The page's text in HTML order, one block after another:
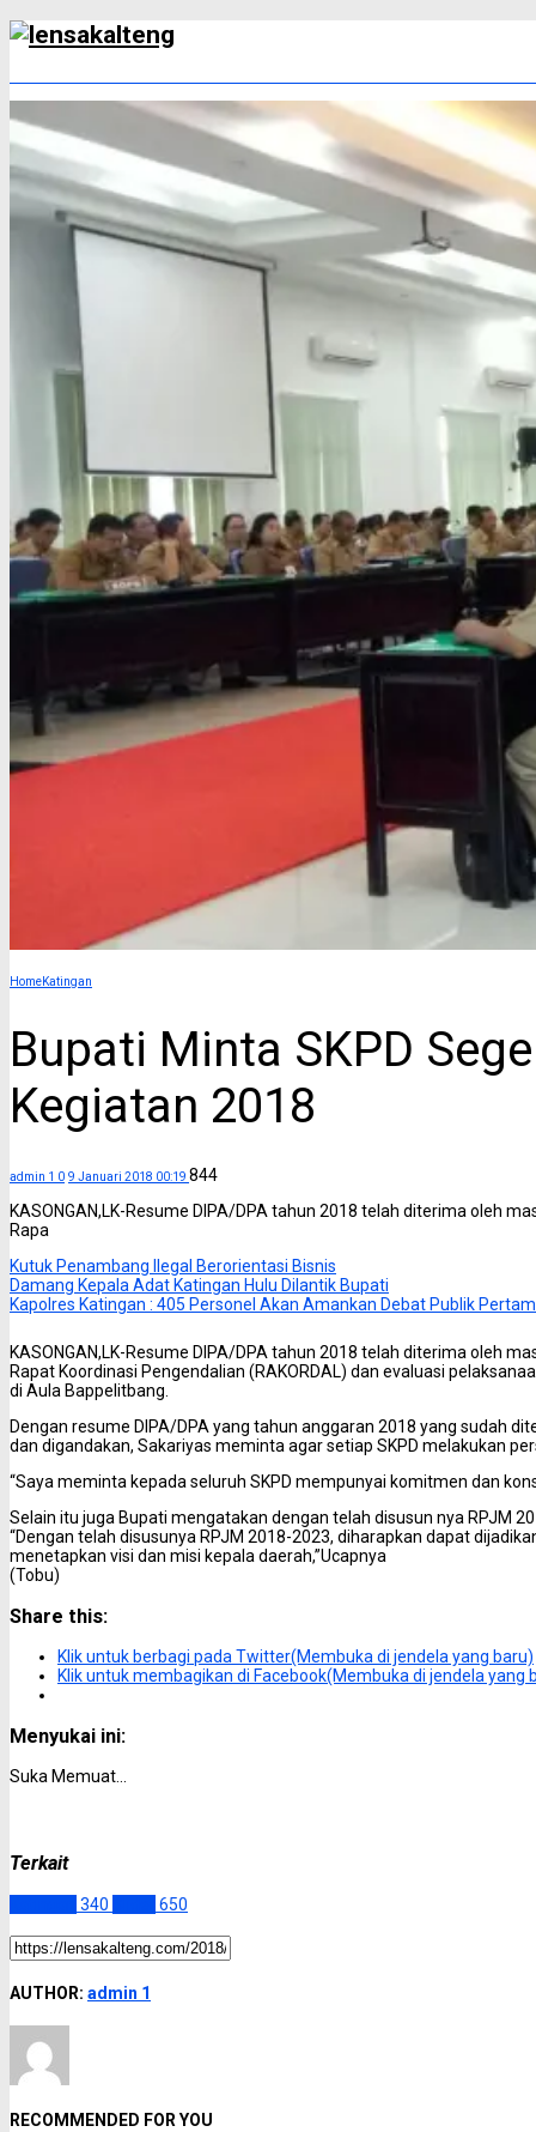
HomeKatingan
Bupati Minta SKPD
Kegiatan 2018
admin 1 0 9 Januari 2018 00:19 844
KASONGAN,LK-Resume DIPA/DPA tahun 2018 telah diterima oleh
Rapa
Kutuk Penambang Ilegal Berorientasi Bisnis
Damang Kepala Adat Katingan Hulu Dilantik Bupati
Kapolres Katingan : 405 Personel Akan Amankan Debat Publik
KASONGAN,LK-Resume DIPA/DPA tahun 2018 telah diterima oleh
Rapat Koordinasi Pengendalian (RAKORDAL) dan evaluasi
di Aula Bappelitbang.
Dengan resume DIPA/DPA yang tahun anggaran 2018 yang sudah
dan digandakan, Sakariyas meminta agar setiap SKPD melakukan
“Saya meminta kepada seluruh SKPD mempunyai komitmen dan
Selain itu juga Bupati mengatakan dengan telah disusun nya RPJM
“Dengan telah disusunya RPJM 2018-2023, diharapkan dapat
menetapkan visi dan misi kepala daerah,”Ucapnya
(Tobu)
Share this:
Klik untuk berbagi pada Twitter(Membuka di jendela yang baru)
Klik untuk membagikan di Facebook(Membuka di jendela yang
Menyukai ini:
Suka Memuat...
Terkait
340 650
AUTHOR: admin 1
RECOMMENDED FOR YOU